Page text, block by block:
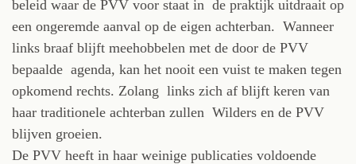
beleid waar de PVV voor staat in de praktijk uitdraait op
een ongeremde aanval op de eigen achterban. Wanneer
links braaf blijft meehobbelen met de door de PVV
bepaalde agenda, kan het nooit een vuist te maken tegen
opkomend rechts. Zolang links zich af blijft keren van
haar traditionele achterban zullen Wilders en de PVV
blijven groeien.
De PVV heeft in haar weinige publicaties voldoende